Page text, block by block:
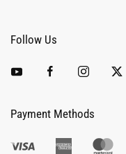
Follow Us
Payment Methods